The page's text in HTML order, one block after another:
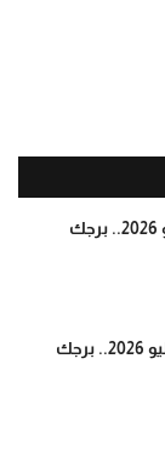
توقعات برج الجدي لشهر يوليو 2026.. برجك
توقعات برج القوس لشهر يوليو 2026.. برجك